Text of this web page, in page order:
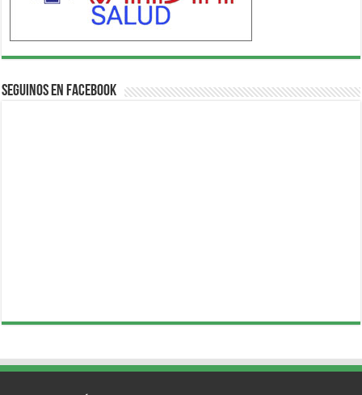
Seguinos en Facebook